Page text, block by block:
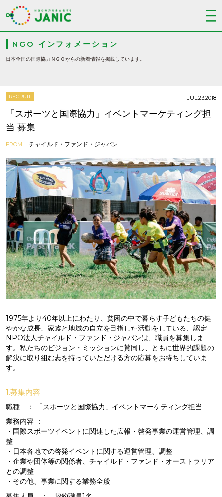
NGO インフォメーション
日本全国の国際協力ＮＧＯからの新着情報を掲載しています。
RECRUIT
「スポーツと国際協力」イベントマーケティング担
当 募集
FROM チャイルド・ファンド・ジャパン
JUL.23.2018
1975年より40年以上にわたり、貧困の中で暮らす子どもたちの健
やかな成長、家族と地域の自立を目指した活動をしている、認定
NPO法人チャイルド・ファンド・ジャパンは、職員を募集しま
す。私たちのビジョン・ミッションに賛同し、ともに世界的課題の
解決に取り組む志を持っていただける方の応募をお待ちしていま
す。
1.募集内容
職種 ： 「スポーツと国際協力」イベントマーケティング担当
業務内容 ：
・国際スポーツイベントに関連した広報・啓発事業の運営管理、調
整
・日本各地での啓発イベントに関する運営管理、調整
・企業や団体等の関係者、チャイルド・ファンド・オーストラリア
との調整
・その他、事業に関する業務全般